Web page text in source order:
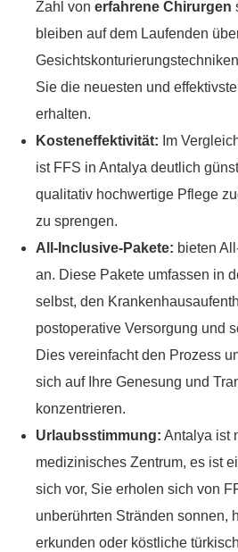
Zahl von erfahrene Chirurgen
bleiben auf dem Laufenden
Sie die neuesten und
erhalten.
Kosteneffektivität: Im
ist FFS in Antalya deutlich
qualitativ hochwertige Pflege
zu sprengen.
All-Inclusive-Pakete: bieten
an. Diese Pakete umfassen in
selbst, den
postoperative Versorgung und
Dies vereinfacht den Prozess
sich auf Ihre Genesung und
konzentrieren.
Urlaubsstimmung: Antalya ist
medizinisches Zentrum, es ist
sich vor, Sie erholen sich von
unberührten Stränden sonnen,
erkunden oder köstliche